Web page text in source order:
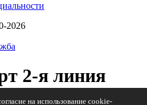
2026
2-я линия
на использование cookie-